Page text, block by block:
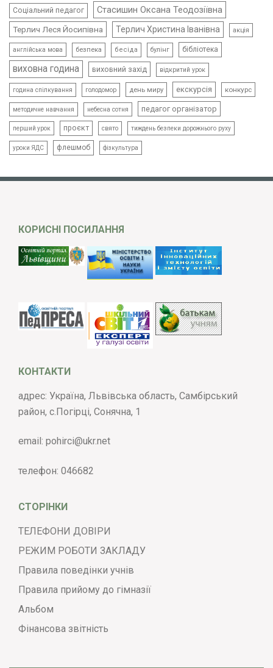
Соціальний педагог Стасишин Оксана Теодозіївна
Терлич Леся Йосипівна Терлич Христина Іванівна акція
англійська мова безпека бесіда булінг бібліотека
виховна година виховний захід відкритий урок
година спілкування голодомор день миру екскурсія конкурс
методичне навчання небесна сотня педагог організатор
перший урок проєкт свято тиждень безпеки дорожнього руху
уроки ЯДС флешмоб фізкультура
КОРИСНІ ПОСИЛАННЯ
КОНТАКТИ
адрес: Україна, Львівська область, Самбірський
район, с.Погірці, Сонячна, 1
email: pohirci@ukr.net
телефон: 046682
СТОРІНКИ
ТЕЛЕФОНИ ДОВІРИ
РЕЖИМ РОБОТИ ЗАКЛАДУ
Правила поведінки учнів
Правила прийому до гімназії
Альбом
Фінансова звітність